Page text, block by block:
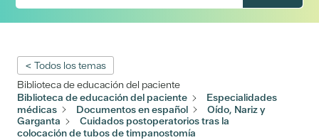
< Todos los temas
Biblioteca de educación del paciente
Biblioteca de educación del paciente
Especialidades
médicas
Documentos en español
Oído, Nariz y
Garganta
Cuidados postoperatorios tras la
colocación de tubos de timpanostomía